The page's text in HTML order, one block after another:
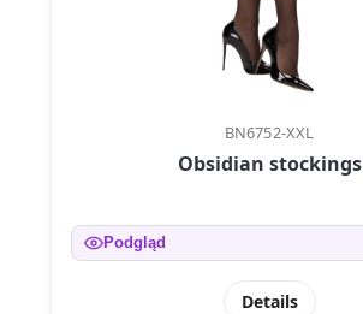
BN6752-XXL
Obsidian stockings
Podgląd
Details